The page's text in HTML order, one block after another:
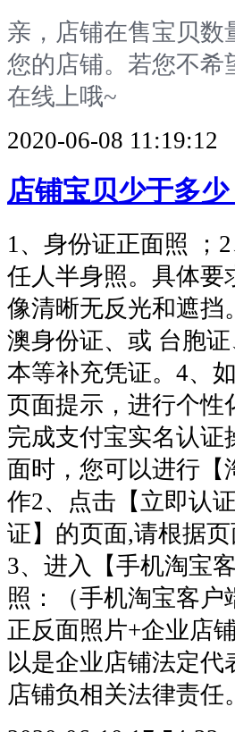
亲，店铺在售宝贝数
您的店铺。若您不希
在线上哦~
2020-06-08 11:19:12
店铺宝贝少于多
1、身份证正面照 ；
任人半身照。具体要
像清晰无反光和遮挡
澳身份证、或 台胞
本等补充凭证。4、
页面提示，进行个性
完成支付宝实名认证
面时，您可以进行【
作2、点击【立即认
证】的页面,请根据
3、进入【手机淘宝
照：（手机淘宝客
正反面照片+企业店
以是企业店铺法定
店铺负相关法律责任。